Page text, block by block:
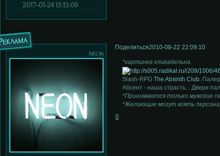
2017-01-24 15:13:09
Поделиться2010-08-22 22:09:10
neon
*картинка кликабельна.
Slash-RPG The Absinth Club.
Абсент - наша страсть... Двери
*Принимаются только мужские
*Желающие могут взять
0